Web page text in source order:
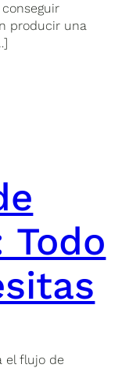
producir una
Todo
el flujo de